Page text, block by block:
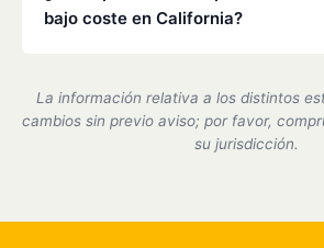
servicio en uno de nuestros centros
bajo coste en California?
de encendido certificado por el
y cumplimos plenamente con
La información relativa a los distintos
cambios sin previo aviso; por favor,
su jurisdicción.